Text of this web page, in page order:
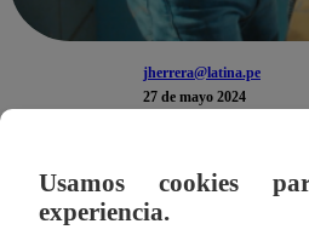
jherrera@latina.pe
27 de mayo 2024
Manuel Gallardo y María
lejos. La señora se acercó a la
Usamos cookies
experiencia.